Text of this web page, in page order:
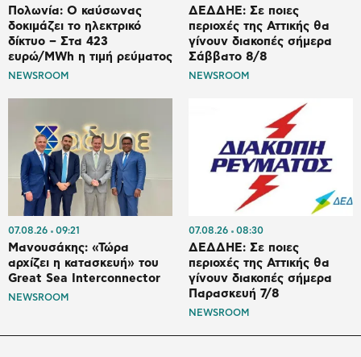
Πολωνία: Ο καύσωνας
δοκιμάζει το ηλεκτρικό
δίκτυο – Στα 423
ευρώ/MWh η τιμή ρεύματος
NEWSROOM
ΔΕΔΔΗΕ: Σε ποιες
περιοχές της Αττικής θα
γίνουν διακοπές σήμερα
Σάββατο 8/8
NEWSROOM
07.08.26 09:21
Μανουσάκης: «Τώρα
αρχίζει η κατασκευή» του
Great Sea Interconnector
NEWSROOM
07.08.26 08:30
ΔΕΔΔΗΕ: Σε ποιες
περιοχές της Αττικής θα
γίνουν διακοπές σήμερα
Παρασκευή 7/8
NEWSROOM